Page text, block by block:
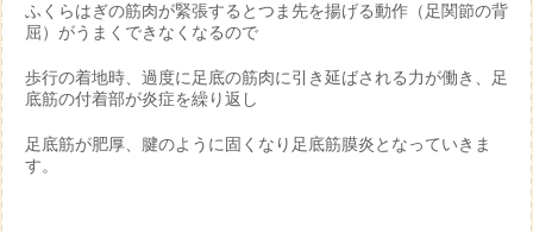
ふくらはぎの筋肉が緊張するとつま先を揚げる動作（足関節の背
屈）がうまくできなくなるので
歩行の着地時、過度に足底の筋肉に引き延ばされる力が働き、足
底筋の付着部が炎症を繰り返し
足底筋が肥厚、腱のように固くなり足底筋膜炎となっていきま
す。